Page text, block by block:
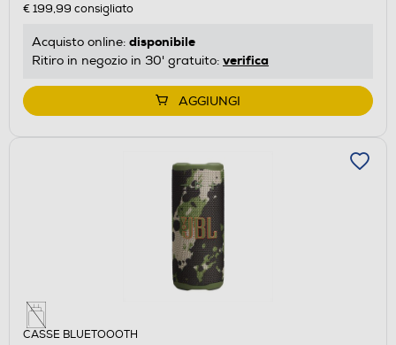
€ 199,99 consigliato
Acquisto online: disponibile
Ritiro in negozio in 30' gratuito: verifica
AGGIUNGI
CASSE BLUETOOOTH